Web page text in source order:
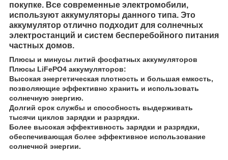
покупке. Все современные электромобили,
используют аккумуляторы данного типа. Это
аккумулятор отлично подходит для солнечных
электростанций и систем бесперебойного питания
частных домов.
Плюсы и минусы литий фосфатных аккумуляторов
Плюсы LiFePO4 аккумуляторов:
Высокая энергетическая плотность и большая емкость,
позволяющие эффективно хранить и использовать
солнечную энергию.
Долгий срок службы и способность выдерживать
тысячи циклов зарядки и разрядки.
Более высокая эффективность зарядки и разрядки,
обеспечивающая более эффективное использование
солнечной энергии.